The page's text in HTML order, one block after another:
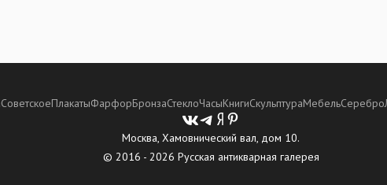
СоветскоеПлакатыФарфорБронзаСтеклоЧасыКнигиСкульптураМебельСеребро
Москва, Хамовнический вал, дом 10.
© 2016 - 2026 Русская антикварная галерея